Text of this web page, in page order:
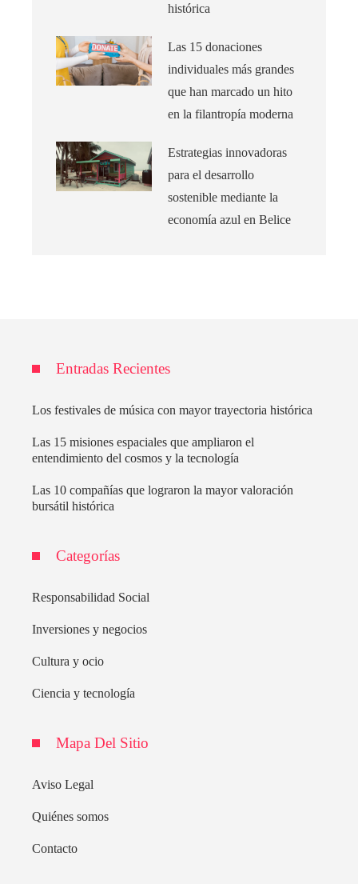
histórica
Las 15 donaciones
individuales más grandes
que han marcado un hito
en la filantropía moderna
Estrategias innovadoras
para el desarrollo
sostenible mediante la
economía azul en Belice
Entradas Recientes
Los festivales de música con mayor trayectoria histórica
Las 15 misiones espaciales que ampliaron el
entendimiento del cosmos y la tecnología
Las 10 compañías que lograron la mayor valoración
bursátil histórica
Categorías
Responsabilidad Social
Inversiones y negocios
Cultura y ocio
Ciencia y tecnología
Mapa Del Sitio
Aviso Legal
Quiénes somos
Contacto